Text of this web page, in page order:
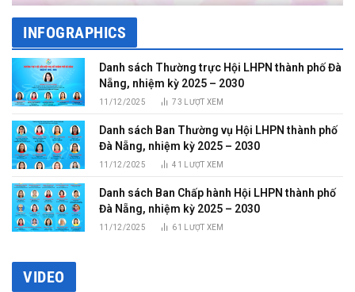
INFOGRAPHICS
Danh sách Thường trực Hội LHPN thành phố Đà
Nẵng, nhiệm kỳ 2025 – 2030
11/12/2025 73 LƯỢT XEM
Danh sách Ban Thường vụ Hội LHPN thành phố
Đà Nẵng, nhiệm kỳ 2025 – 2030
11/12/2025 41 LƯỢT XEM
Danh sách Ban Chấp hành Hội LHPN thành phố
Đà Nẵng, nhiệm kỳ 2025 – 2030
11/12/2025 61 LƯỢT XEM
VIDEO